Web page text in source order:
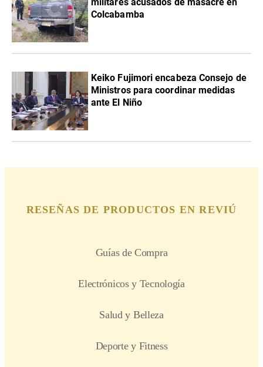
Colcabamba
Keiko Fujimori encabeza Consejo de
Ministros para coordinar medidas
ante El Niño